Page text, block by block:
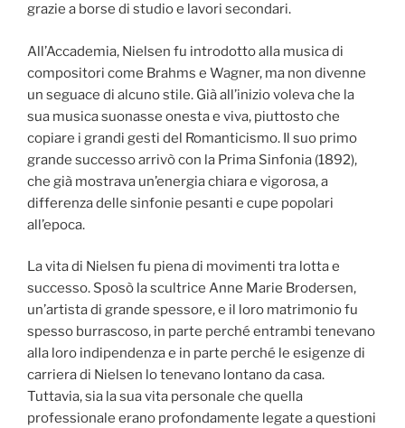
grazie a borse di studio e lavori secondari.
All’Accademia, Nielsen fu introdotto alla musica di
compositori come Brahms e Wagner, ma non divenne
un seguace di alcuno stile. Già all’inizio voleva che la
sua musica suonasse onesta e viva, piuttosto che
copiare i grandi gesti del Romanticismo. Il suo primo
grande successo arrivò con la Prima Sinfonia (1892),
che già mostrava un’energia chiara e vigorosa, a
differenza delle sinfonie pesanti e cupe popolari
all’epoca.
La vita di Nielsen fu piena di movimenti tra lotta e
successo. Sposò la scultrice Anne Marie Brodersen,
un’artista di grande spessore, e il loro matrimonio fu
spesso burrascoso, in parte perché entrambi tenevano
alla loro indipendenza e in parte perché le esigenze di
carriera di Nielsen lo tenevano lontano da casa.
Tuttavia, sia la sua vita personale che quella
professionale erano profondamente legate a questioni